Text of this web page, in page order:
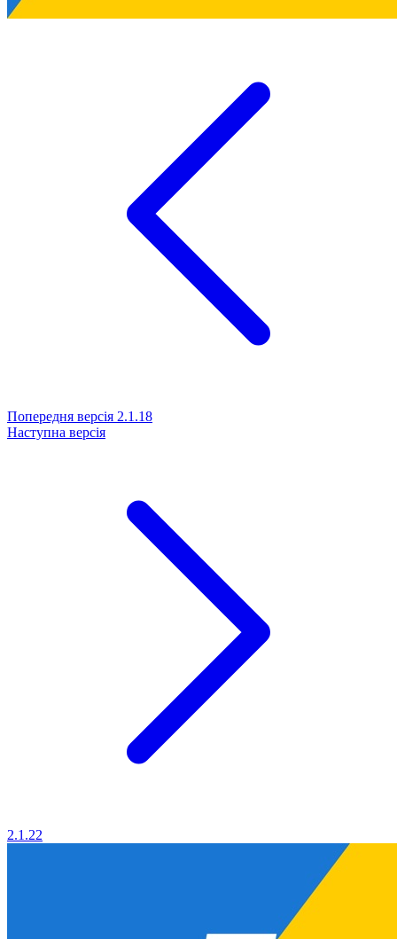
Попередня версія 2.1.18
Наступна версія
2.1.22